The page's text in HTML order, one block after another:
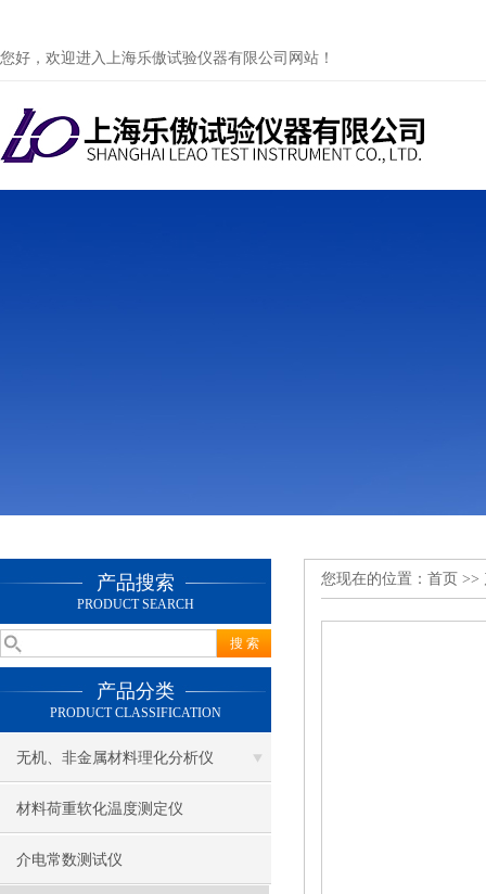
您好，欢迎进入上海乐傲试验仪器有限公司网站！
产品搜索
PRODUCT SEARCH
产品分类
PRODUCT CLASSIFICATION
无机、非金属材料理化分析仪
材料荷重软化温度测定仪
介电常数测试仪
您现在的位置： 首页 >>